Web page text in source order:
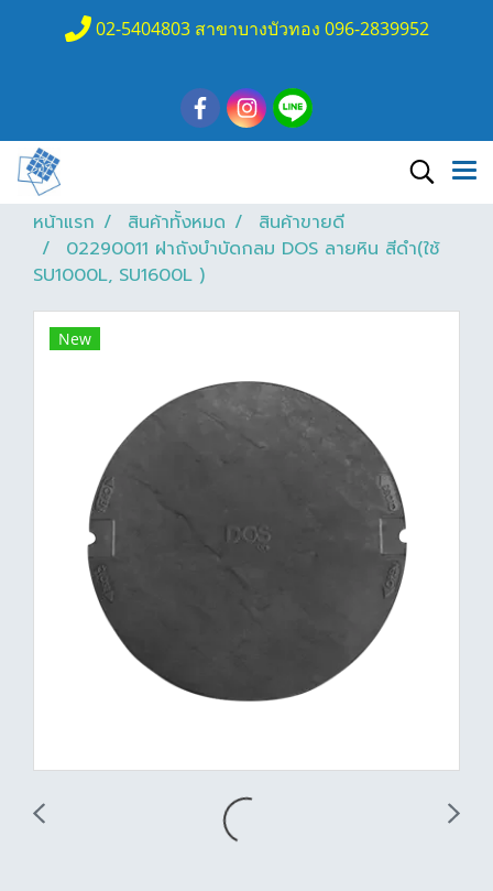
02-5404803 สาขาบางบัวทอง 096-2839952
หน้าแรก สินค้าทั้งหมด
สินค้าขายดี
02290011 ฝาถังบำบัดกลม DOS ลายหิน สีดำ(ใช้
SU1000L, SU1600L )
New